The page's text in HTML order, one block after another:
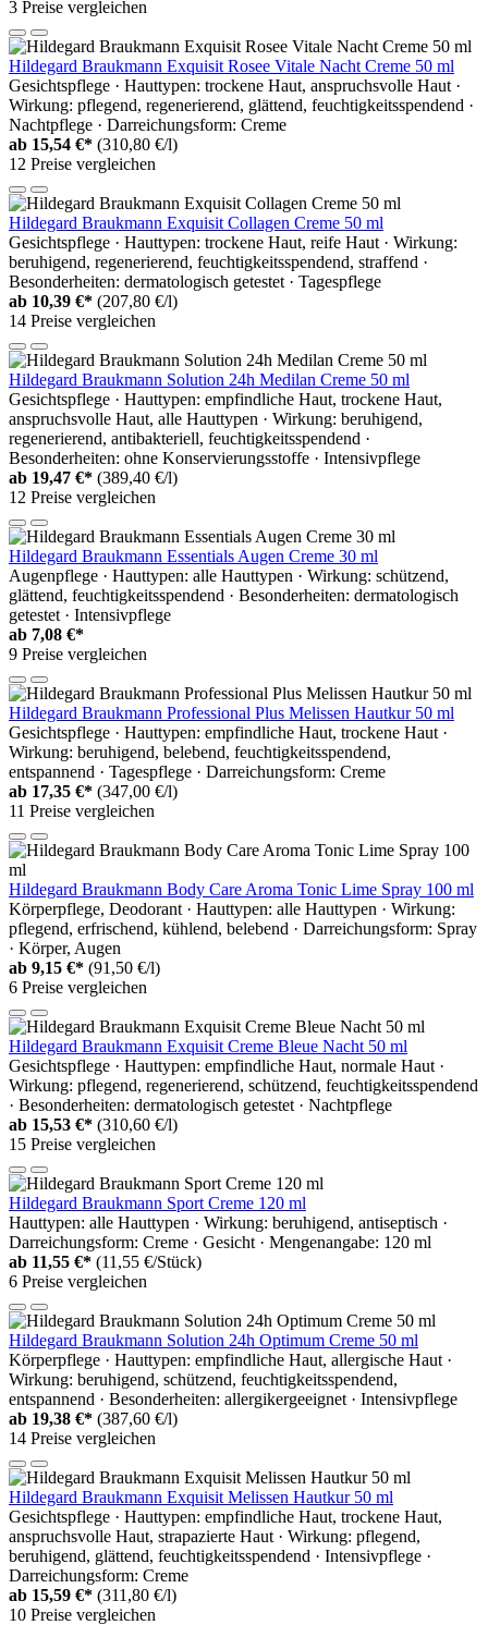
3 Preise vergleichen
Hildegard Braukmann Exquisit Rosee Vitale Nacht Creme 50 ml
Gesichtspflege · Hauttypen: trockene Haut, anspruchsvolle Haut ·
Wirkung: pflegend, regenerierend, glättend, feuchtigkeitsspendend ·
Nachtpflege · Darreichungsform: Creme
ab 15,54 €* (310,80 €/l)
12 Preise vergleichen
Hildegard Braukmann Exquisit Collagen Creme 50 ml
Gesichtspflege · Hauttypen: trockene Haut, reife Haut · Wirkung:
beruhigend, regenerierend, feuchtigkeitsspendend, straffend ·
Besonderheiten: dermatologisch getestet · Tagespflege
ab 10,39 €* (207,80 €/l)
14 Preise vergleichen
Hildegard Braukmann Solution 24h Medilan Creme 50 ml
Gesichtspflege · Hauttypen: empfindliche Haut, trockene Haut,
anspruchsvolle Haut, alle Hauttypen · Wirkung: beruhigend,
regenerierend, antibakteriell, feuchtigkeitsspendend ·
Besonderheiten: ohne Konservierungsstoffe · Intensivpflege
ab 19,47 €* (389,40 €/l)
12 Preise vergleichen
Hildegard Braukmann Essentials Augen Creme 30 ml
Augenpflege · Hauttypen: alle Hauttypen · Wirkung: schützend,
glättend, feuchtigkeitsspendend · Besonderheiten: dermatologisch
getestet · Intensivpflege
ab 7,08 €*
9 Preise vergleichen
Hildegard Braukmann Professional Plus Melissen Hautkur 50 ml
Gesichtspflege · Hauttypen: empfindliche Haut, trockene Haut ·
Wirkung: beruhigend, belebend, feuchtigkeitsspendend,
entspannend · Tagespflege · Darreichungsform: Creme
ab 17,35 €* (347,00 €/l)
11 Preise vergleichen
Hildegard Braukmann Body Care Aroma Tonic Lime Spray 100 ml
Körperpflege, Deodorant · Hauttypen: alle Hauttypen · Wirkung:
pflegend, erfrischend, kühlend, belebend · Darreichungsform: Spray
· Körper, Augen
ab 9,15 €* (91,50 €/l)
6 Preise vergleichen
Hildegard Braukmann Exquisit Creme Bleue Nacht 50 ml
Gesichtspflege · Hauttypen: empfindliche Haut, normale Haut ·
Wirkung: pflegend, regenerierend, schützend, feuchtigkeitsspendend
· Besonderheiten: dermatologisch getestet · Nachtpflege
ab 15,53 €* (310,60 €/l)
15 Preise vergleichen
Hildegard Braukmann Sport Creme 120 ml
Hauttypen: alle Hauttypen · Wirkung: beruhigend, antiseptisch ·
Darreichungsform: Creme · Gesicht · Mengenangabe: 120 ml
ab 11,55 €* (11,55 €/Stück)
6 Preise vergleichen
Hildegard Braukmann Solution 24h Optimum Creme 50 ml
Körperpflege · Hauttypen: empfindliche Haut, allergische Haut ·
Wirkung: beruhigend, schützend, feuchtigkeitsspendend,
entspannend · Besonderheiten: allergikergeeignet · Intensivpflege
ab 19,38 €* (387,60 €/l)
14 Preise vergleichen
Hildegard Braukmann Exquisit Melissen Hautkur 50 ml
Gesichtspflege · Hauttypen: empfindliche Haut, trockene Haut,
anspruchsvolle Haut, strapazierte Haut · Wirkung: pflegend,
beruhigend, glättend, feuchtigkeitsspendend · Intensivpflege ·
Darreichungsform: Creme
ab 15,59 €* (311,80 €/l)
10 Preise vergleichen